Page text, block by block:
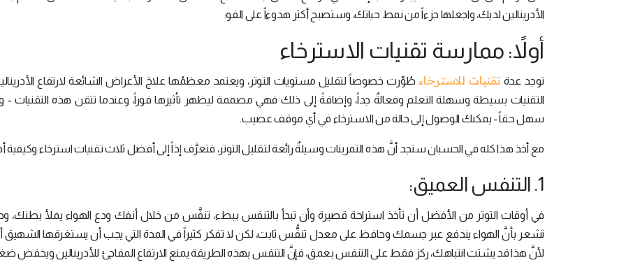
الأدرينالين لديك، واجعلها جزءاً من نمط حياتك، وستصبح أكثر هدوءاً على الفو:
أولاً: ممارسة تقنيات الاسترخاء
توجد عدة تقنيات للاسترخاء طُوِّرت خصوصاً لتقليل مستويات التوتر، ويعتمد معظمُها علاجَ الأعراض الشائعة لارتفاع
التقنيات بسيطة وسهلة التعلم وفعالةٌ جداً، وإضافةً إلى ذلك فهي مصممة ليظهر تأثيرها فوراً، وعندما تتقن هذه التقنيات -
سهل حقاً - يمكنك الوصول إلى حالة من الاسترخاء في أي موقف عصيب.
مع أخذ هذا كله في الحسبان ستجد أنَّ هذه التمرينات وسيلةٌ رائعة لتقليل التوتر، فتعرَّف إذاً إلى أفضل ثلاث تقنيات استرخاء وكيفية
1. التنفس العميق:
في أوقات التوتر من الأفضل أن تأخذ استراحة قصيرة وأن تبدأ بالتنفس ببطء، تنفَّس من خلال أنفك ودع الهواء يملأ بطنك،
تشعر بأنَّ الهواء يندفع عبر جسمك وحافظ على معدل تنفُّس ثابت، لكن لا تفكر كثيراً في المدة التي يجب أن يستغرقها الشهيق أو
لأنَّ هذا قد يشتت انتباهك، ركز فقط على التنفس بعمق، فإنَّ التنفس بهذه الطريقة يمنع الارتفاع المفاجئ للأدرينالين ويخفض